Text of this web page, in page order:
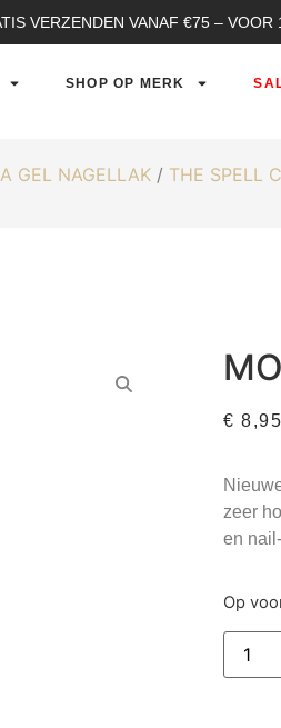
VERZENDEN VANAF €75 –
SHOP OP MERK
GEL NAGELLAK / THE SPELL
€ 8,95
zeer
en
Op